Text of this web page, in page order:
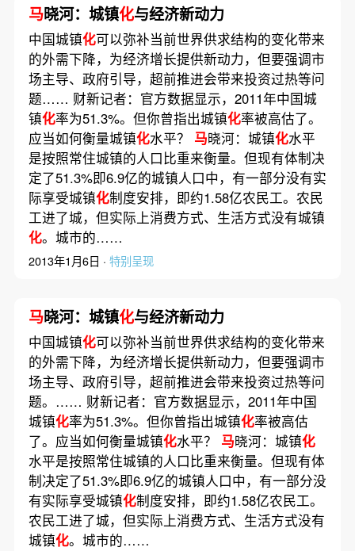
马晓河：城镇化与经济新动力
中国城镇化可以弥补当前世界供求结构的变化带来
的外需下降，为经济增长提供新动力，但要强调市
场主导、政府引导，超前推进会带来投资过热等问
题…… 财新记者：官方数据显示，2011年中国城
镇化率为51.3%。但你曾指出城镇化率被高估了。
应当如何衡量城镇化水平？ 马晓河：城镇化水平
是按照常住城镇的人口比重来衡量。但现有体制决
定了51.3%即6.9亿的城镇人口中，有一部分没有实
际享受城镇化制度安排，即约1.58亿农民工。农民
工进了城，但实际上消费方式、生活方式没有城镇
化。城市的……
2013年1月6日 · 特别呈现
马晓河：城镇化与经济新动力
中国城镇化可以弥补当前世界供求结构的变化带来
的外需下降，为经济增长提供新动力，但要强调市
场主导、政府引导，超前推进会带来投资过热等问
题。…… 财新记者：官方数据显示，2011年中国
城镇化率为51.3%。但你曾指出城镇化率被高估
了。应当如何衡量城镇化水平？ 马晓河：城镇化
水平是按照常住城镇的人口比重来衡量。但现有体
制决定了51.3%即6.9亿的城镇人口中，有一部分没
有实际享受城镇化制度安排，即约1.58亿农民工。
农民工进了城，但实际上消费方式、生活方式没有
城镇化。城市的……